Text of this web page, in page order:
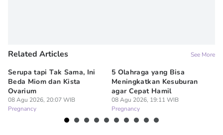
Related Articles See More
Serupa tapi Tak Sama, Ini
Beda Miom dan Kista
Ovarium
08 Agu 2026, 20:07 WIB
Pregnancy
5 Olahraga yang Bisa
Meningkatkan Kesuburan
agar Cepat Hamil
08 Agu 2026, 19:11 WIB
Pregnancy